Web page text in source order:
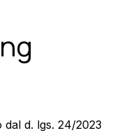
d. lgs. 24/2023